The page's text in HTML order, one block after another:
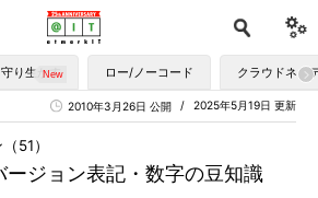
り生かす ロー/ノーコード クラウドネイ
2025年5月19日 更新
2010年3月26日 公開
ージョン表記・数字の豆知識
51）